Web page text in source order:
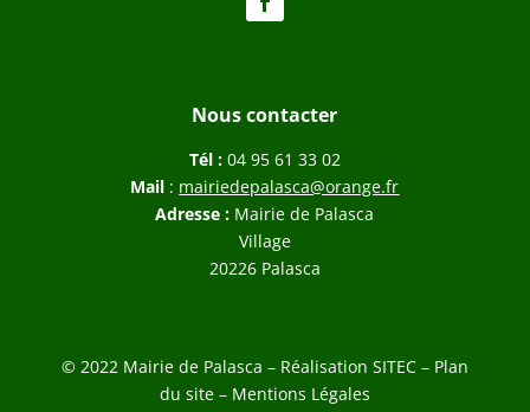
Nous contacter
Tél : 04 95 61 33 02
Mail : mairiedepalasca@orange.fr
Adresse : Mairie de Palasca
Village
20226 Palasca
© 2022 Mairie de Palasca – Réalisation SITEC– Plan
du site – Mentions Légales